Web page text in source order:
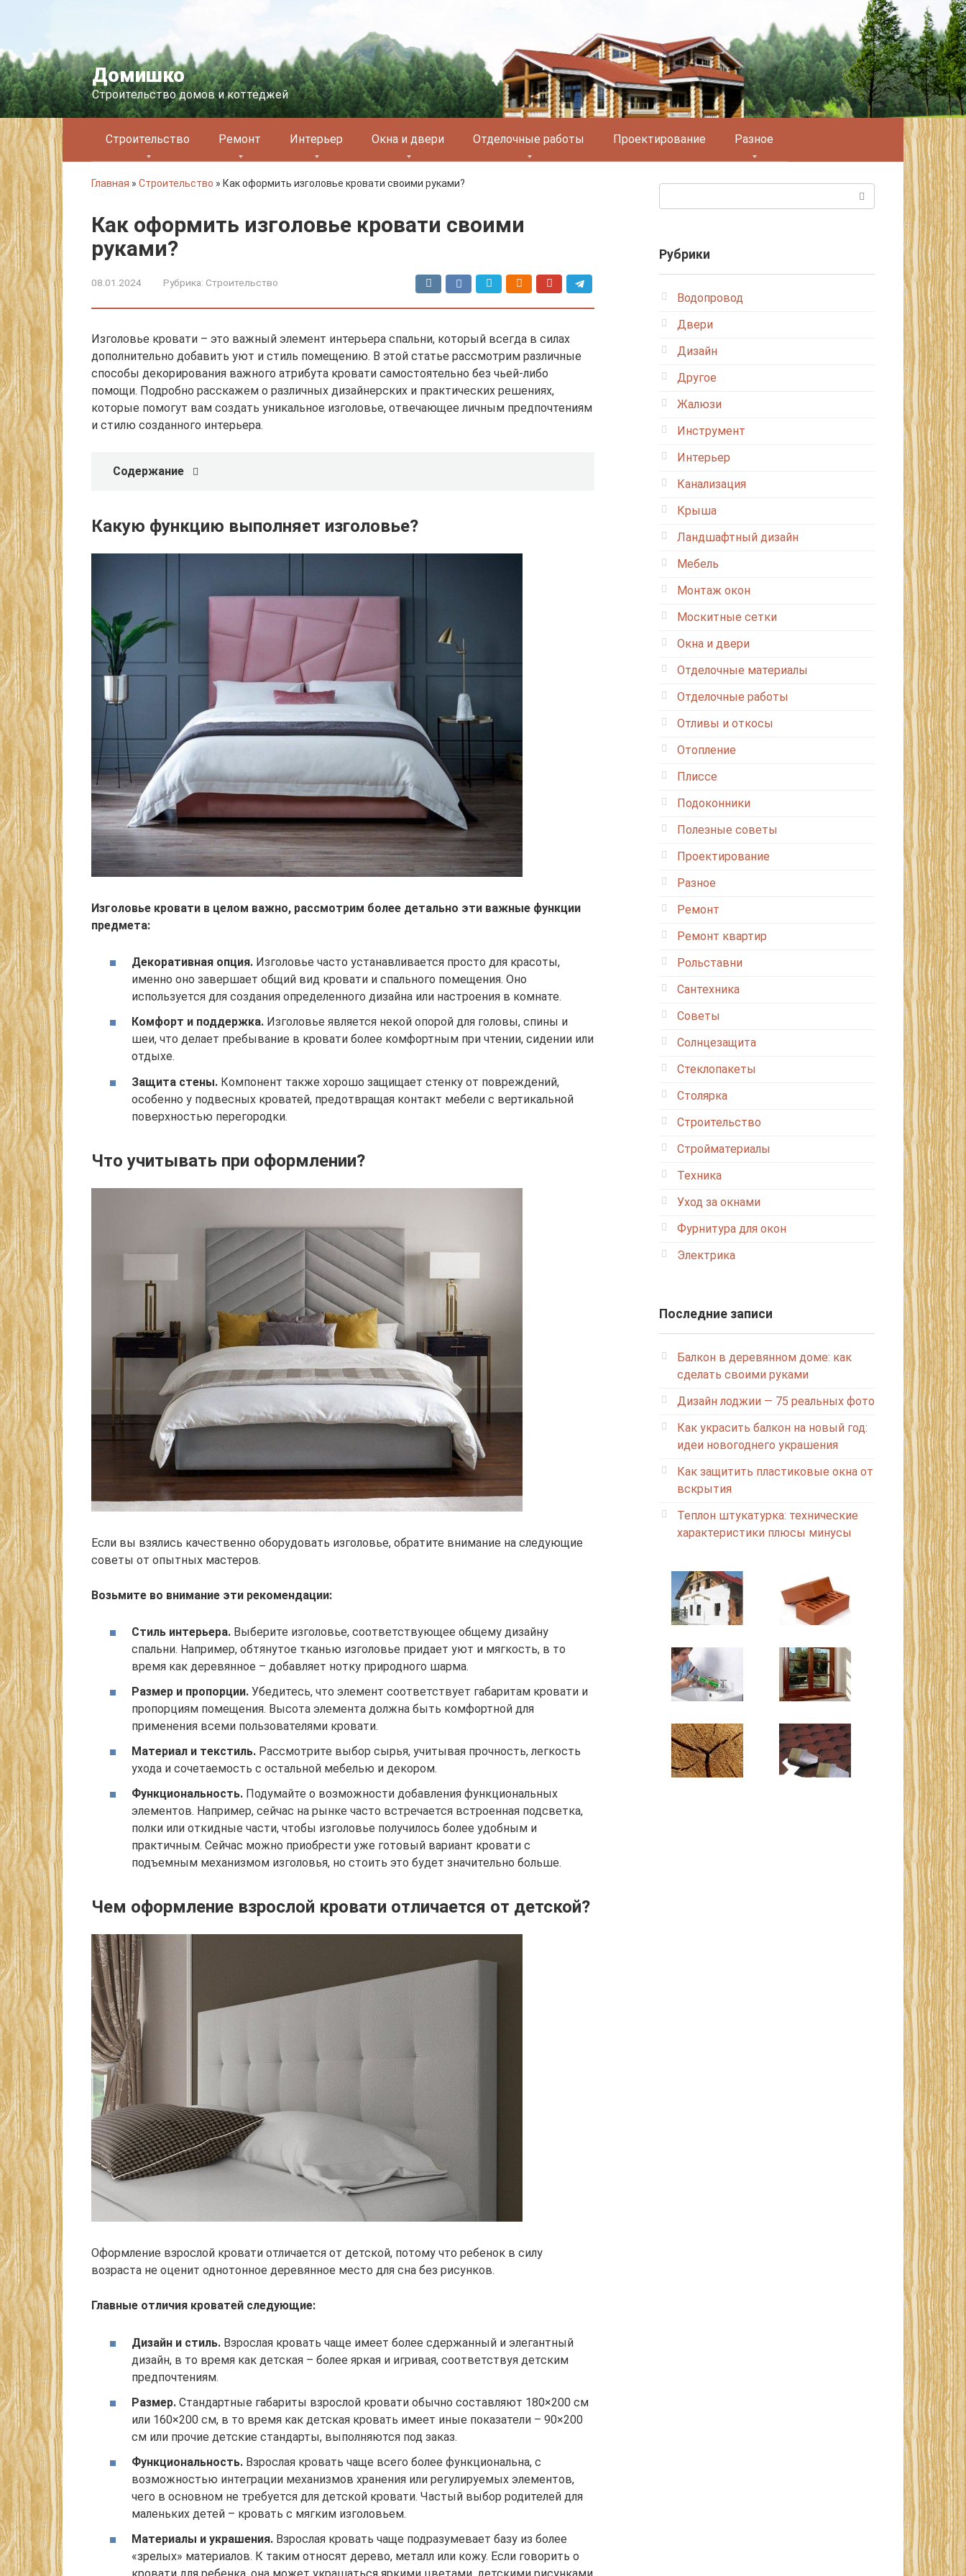
Домишко
Строительство домов и коттеджей
Строительство Ремонт Интерьер Окна и двери Отделочные работы Проектирование Разное
Главная » Строительство » Как оформить изголовье кровати своими руками?
Как оформить изголовье кровати своими
руками?
08.01.2024 Рубрика: Строительство
Изголовье кровати – это важный элемент интерьера спальни, который всегда в силах
дополнительно добавить уют и стиль помещению. В этой статье рассмотрим различные
способы декорирования важного атрибута кровати самостоятельно без чьей-либо
помощи. Подробно расскажем о различных дизайнерских и практических решениях,
которые помогут вам создать уникальное изголовье, отвечающее личным предпочтениям
и стилю созданного интерьера.
Содержание
Какую функцию выполняет изголовье?
Изголовье кровати в целом важно, рассмотрим более детально эти важные функции
предмета:
Декоративная опция. Изголовье часто устанавливается просто для красоты,
именно оно завершает общий вид кровати и спального помещения. Оно
используется для создания определенного дизайна или настроения в комнате.
Комфорт и поддержка. Изголовье является некой опорой для головы, спины и
шеи, что делает пребывание в кровати более комфортным при чтении, сидении или
отдыхе.
Защита стены. Компонент также хорошо защищает стенку от повреждений,
особенно у подвесных кроватей, предотвращая контакт мебели с вертикальной
поверхностью перегородки.
Что учитывать при оформлении?
Если вы взялись качественно оборудовать изголовье, обратите внимание на следующие
советы от опытных мастеров.
Возьмите во внимание эти рекомендации:
Стиль интерьера. Выберите изголовье, соответствующее общему дизайну
спальни. Например, обтянутое тканью изголовье придает уют и мягкость, в то
время как деревянное – добавляет нотку природного шарма.
Размер и пропорции. Убедитесь, что элемент соответствует габаритам кровати и
пропорциям помещения. Высота элемента должна быть комфортной для
применения всеми пользователями кровати.
Материал и текстиль. Рассмотрите выбор сырья, учитывая прочность, легкость
ухода и сочетаемость с остальной мебелью и декором.
Функциональность. Подумайте о возможности добавления функциональных
элементов. Например, сейчас на рынке часто встречается встроенная подсветка,
полки или откидные части, чтобы изголовье получилось более удобным и
практичным. Сейчас можно приобрести уже готовый вариант кровати с
подъемным механизмом изголовья, но стоить это будет значительно больше.
Чем оформление взрослой кровати отличается от детской?
Оформление взрослой кровати отличается от детской, потому что ребенок в силу
возраста не оценит однотонное деревянное место для сна без рисунков.
Главные отличия кроватей следующие:
Дизайн и стиль. Взрослая кровать чаще имеет более сдержанный и элегантный
дизайн, в то время как детская – более яркая и игривая, соответствуя детским
предпочтениям.
Размер. Стандартные габариты взрослой кровати обычно составляют 180×200 см
или 160×200 см, в то время как детская кровать имеет иные показатели – 90×200
см или прочие детские стандарты, выполняются под заказ.
Функциональность. Взрослая кровать чаще всего более функциональна, с
возможностью интеграции механизмов хранения или регулируемых элементов,
чего в основном не требуется для детской кровати. Частый выбор родителей для
маленьких детей – кровать с мягким изголовьем.
Материалы и украшения. Взрослая кровать чаще подразумевает базу из более
«зрелых» материалов. К таким относят дерево, металл или кожу. Если говорить о
Рубрики
Водопровод
Двери
Дизайн
Другое
Жалюзи
Инструмент
Интерьер
Канализация
Крыша
Ландшафтный дизайн
Мебель
Монтаж окон
Москитные сетки
Окна и двери
Отделочные материалы
Отделочные работы
Отливы и откосы
Отопление
Плиссе
Подоконники
Полезные советы
Проектирование
Разное
Ремонт
Ремонт квартир
Рольставни
Сантехника
Советы
Солнцезащита
Стеклопакеты
Столярка
Строительство
Стройматериалы
Техника
Уход за окнами
Фурнитура для окон
Электрика
Последние записи
Балкон в деревянном доме: как
сделать своими руками
Дизайн лоджии — 75 реальных фото
Как украсить балкон на новый год:
идеи новогоднего украшения
Как защитить пластиковые окна от
вскрытия
Теплон штукатурка: технические
характеристики плюсы минусы